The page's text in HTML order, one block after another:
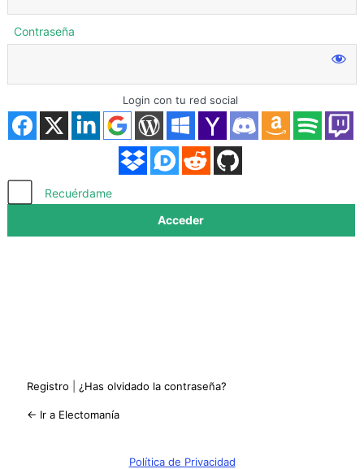
Acceder
Contraseña
Login con tu red social
Recuérdame
Registro ¿Has olvidado la contraseña?
← Ir a Electomanía
Política de Privacidad